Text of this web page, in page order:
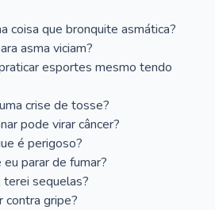
coisa que bronquite asmática?
asma viciam?
esportes mesmo tendo
crise de tosse?
pode virar câncer?
é perigoso?
parar de fumar?
sequelas?
contra gripe?